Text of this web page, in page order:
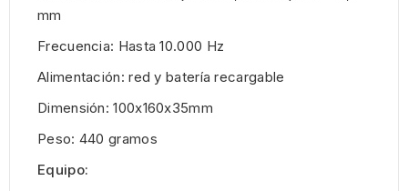
mm
Frecuencia: Hasta 10.000 Hz
Alimentación: red y batería recargable
Dimensión: 100x160x35mm
Peso: 440 gramos
Equipo: